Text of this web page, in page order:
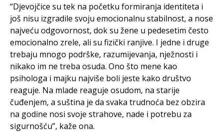
“Djevojčice su tek na početku formiranja identiteta i
još nisu izgradile svoju emocionalnu stabilnost, a nose
najveću odgovornost, dok su žene u pedesetim često
emocionalno zrele, ali su fizički ranjive. I jedne i druge
trebaju mnogo podrške, razumijevanja, nježnosti i
nikako im ne treba osuda. Ono što mene kao
psihologa i majku najviše boli jeste kako društvo
reaguje. Na mlade reaguje osudom, na starije
čuđenjem, a suština je da svaka trudnoća bez obzira
na godine nosi svoje strahove, nade i potrebu za
sigurnošću”, kaže ona.